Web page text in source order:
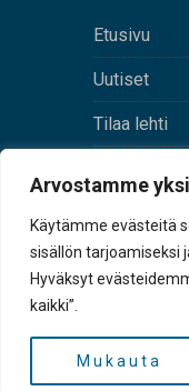
Arvostamme
Käytämme evästeitä
sisällön tarjoamiseksi
Hyväksyt
kaikki”.
Mukauta
Etusivu
Uutiset
Tilaa lehti
tunnus
TAKAISIN